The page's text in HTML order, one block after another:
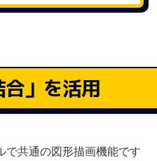
」を活用
で共通の図形描画機能です